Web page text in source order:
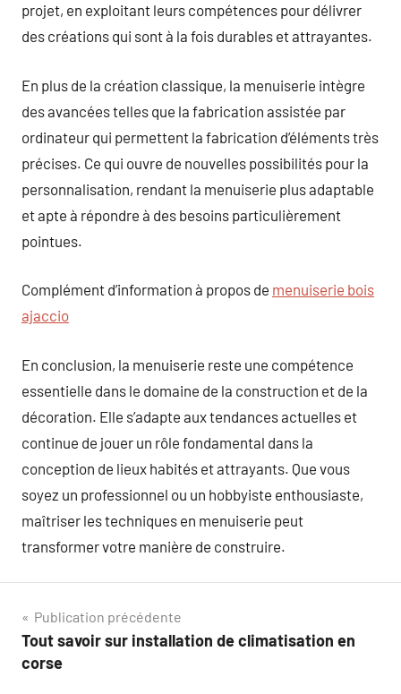
projet, en exploitant leurs compétences pour délivrer
des créations qui sont à la fois durables et attrayantes.
En plus de la création classique, la menuiserie intègre
des avancées telles que la fabrication assistée par
ordinateur qui permettent la fabrication d’éléments très
précises. Ce qui ouvre de nouvelles possibilités pour la
personnalisation, rendant la menuiserie plus adaptable
et apte à répondre à des besoins particulièrement
pointues.
Complément d’information à propos de menuiserie bois
ajaccio
En conclusion, la menuiserie reste une compétence
essentielle dans le domaine de la construction et de la
décoration. Elle s’adapte aux tendances actuelles et
continue de jouer un rôle fondamental dans la
conception de lieux habités et attrayants. Que vous
soyez un professionnel ou un hobbyiste enthousiaste,
maîtriser les techniques en menuiserie peut
transformer votre manière de construire.
Navigation
de
Publication précédente
Tout savoir sur installation de climatisation en
corse